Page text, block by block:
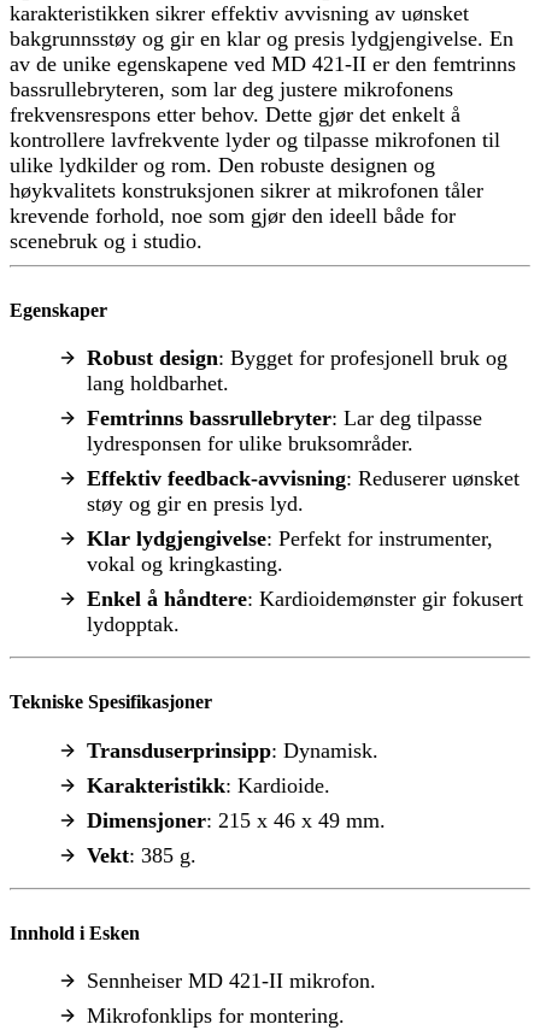
karakteristikken sikrer effektiv avvisning av uønsket
bakgrunnsstøy og gir en klar og presis lydgjengivelse. En
av de unike egenskapene ved MD 421-II er den femtrinns
bassrullebryteren, som lar deg justere mikrofonens
frekvensrespons etter behov. Dette gjør det enkelt å
kontrollere lavfrekvente lyder og tilpasse mikrofonen til
ulike lydkilder og rom. Den robuste designen og
høykvalitets konstruksjonen sikrer at mikrofonen tåler
krevende forhold, noe som gjør den ideell både for
scenebruk og i studio.
Egenskaper
Robust design: Bygget for profesjonell bruk og
lang holdbarhet.
Femtrinns bassrullebryter: Lar deg tilpasse
lydresponsen for ulike bruksområder.
Effektiv feedback-avvisning: Reduserer uønsket
støy og gir en presis lyd.
Klar lydgjengivelse: Perfekt for instrumenter,
vokal og kringkasting.
Enkel å håndtere: Kardioidemønster gir fokusert
lydopptak.
Tekniske Spesifikasjoner
Transduserprinsipp: Dynamisk.
Karakteristikk: Kardioide.
Dimensjoner: 215 x 46 x 49 mm.
Vekt: 385 g.
Innhold i Esken
Sennheiser MD 421-II mikrofon.
Mikrofonklips for montering.